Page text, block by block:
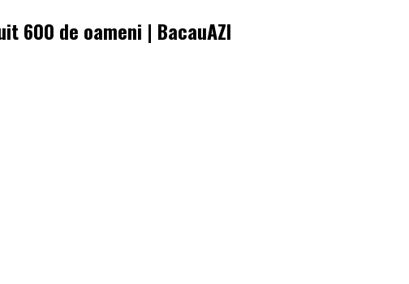
600 de oameni | BacauAZI